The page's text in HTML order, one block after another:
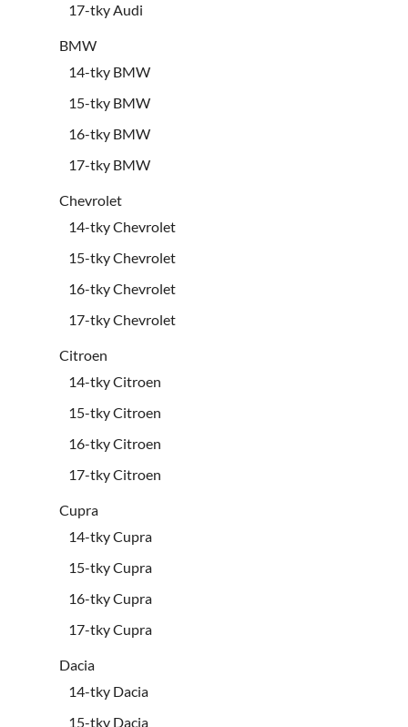
17-tky Audi
BMW
14-tky BMW
15-tky BMW
16-tky BMW
17-tky BMW
Chevrolet
14-tky Chevrolet
15-tky Chevrolet
16-tky Chevrolet
17-tky Chevrolet
Citroen
14-tky Citroen
15-tky Citroen
16-tky Citroen
17-tky Citroen
Cupra
14-tky Cupra
15-tky Cupra
16-tky Cupra
17-tky Cupra
Dacia
14-tky Dacia
15-tky Dacia